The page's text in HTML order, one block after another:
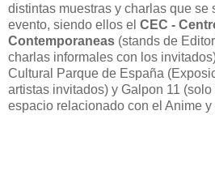
distintas muestras y charlas que se
evento, siendo ellos el CEC -
Contemporaneas (stands de
charlas informales con los
Cultural Parque de España
artistas invitados) y Galpon 11
espacio relacionado con el Anime